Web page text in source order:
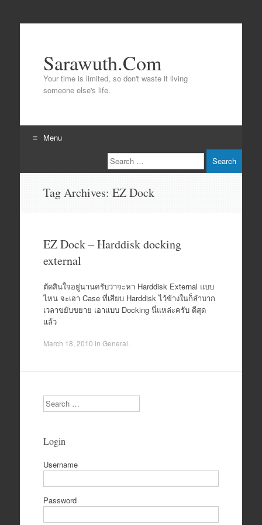
Sarawuth.Com
Your time is limited, so don't waste it living
someone else's life.
Menu
to
Search
Tag Archives: EZ Dock
EZ Dock – Harddisk docking
external
ตัดสินใจอยู่นานครับว่าจะหา Harddisk External แบบ
ไหน จะเอา Case ที่เสียบ Harddisk ไว้ข้างในก็ลำบาก
เวลาขยับขยาย เอาแบบ Docking นี่แหล่ะครับ ดีสุด
แล้ว
March 18, 2010 in General
Search
Login
Username
Password